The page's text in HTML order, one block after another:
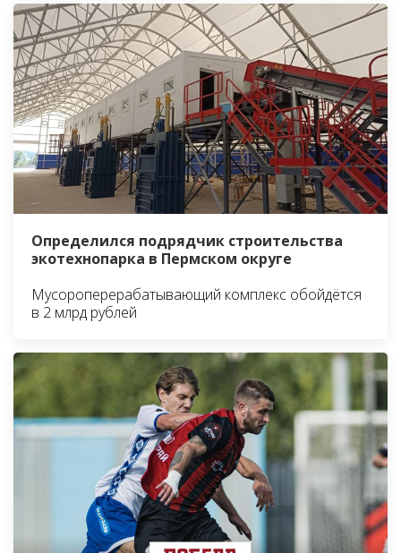
Определился подрядчик строительства
экотехнопарка в Пермском округе
Мусороперерабатывающий комплекс обойдётся
в 2 млрд рублей